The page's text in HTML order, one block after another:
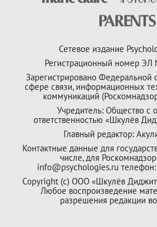
Сетевое издание
Регистрационный номер
Зарегистрировано Федеральной
сфере связи, информационных
коммуникаций
Учредитель: Общество с
ответственностью «Шкулёв
Главный редактор:
Контактные данные для
числе, для
info@psychologies.ru
Copyright (с) ООО «Шкулёв
Любое воспроизведение
разрешения редакции